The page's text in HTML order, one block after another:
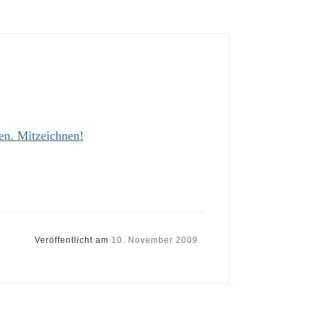
Mitzeichnen!
Veröffentlicht am 10. November 2009